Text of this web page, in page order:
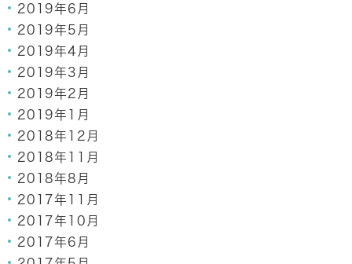
2019年6月
2019年5月
2019年4月
2019年3月
2019年2月
2019年1月
2018年12月
2018年11月
2018年8月
2017年11月
2017年10月
2017年6月